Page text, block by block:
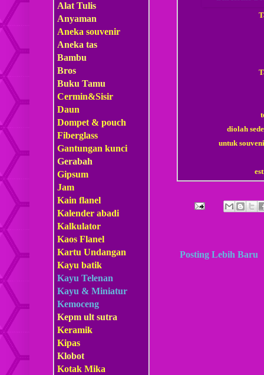
diolah
untuk
Posting Lebih Baru
Alat Tulis
Anyaman
Aneka souvenir
Aneka tas
Bambu
Bros
Buku Tamu
Cermin&Sisir
Daun
Dompet & pouch
Fiberglass
Gantungan kunci
Gerabah
Gipsum
Jam
Kain flanel
Kalender abadi
Kalkulator
Kaos Flanel
Kartu Undangan
Kayu batik
Kayu Telenan
Kayu & Miniatur
Kemoceng
Kepm ult sutra
Keramik
Kipas
Klobot
Kotak Mika